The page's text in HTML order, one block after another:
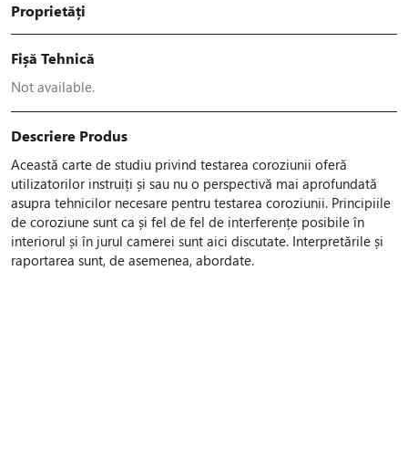
Proprietăți
Fișă Tehnică
Not available.
Descriere Produs
Această carte de studiu privind testarea coroziunii oferă
utilizatorilor instruiți și sau nu o perspectivă mai aprofundată
asupra tehnicilor necesare pentru testarea coroziunii. Principiile
de coroziune sunt ca și fel de fel de interferențe posibile în
interiorul și în jurul camerei sunt aici discutate. Interpretările și
raportarea sunt, de asemenea, abordate.